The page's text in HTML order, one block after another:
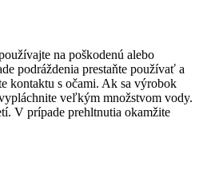
na poškodenú alebo
podráždenia prestaňte používať a
kontaktu s očami. Ak sa výrobok
veľkým množstvom vody.
V prípade prehltnutia okamžite